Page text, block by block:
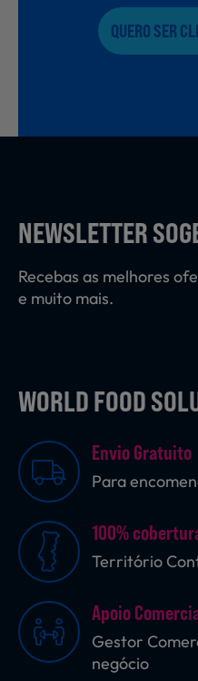
QUERO SER
NEWSLETTER
Recebas as melhores
e muito mais.
WORLD FOOD
Envio Gratuito
Para
100%
Território
Apoio
Gestor
negócio